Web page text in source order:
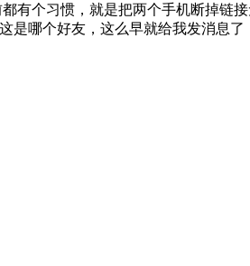
有个习惯，就是把两个手机断掉
是哪个好友，这么早就给我发消息